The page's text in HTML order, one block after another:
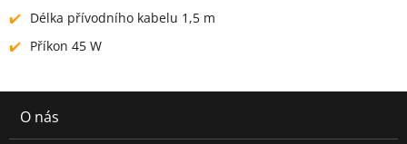
Délka přívodního kabelu 1,5 m
Příkon 45 W
O nás